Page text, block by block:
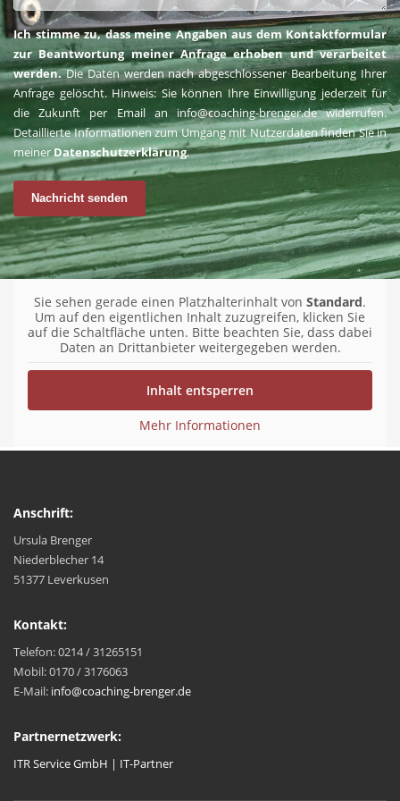
Ich stimme zu, dass meine Angaben aus dem Kontaktformular
zur Beantwortung meiner Anfrage erhoben und verarbeitet
werden.Die Daten werden nach abgeschlossener Bearbeitung Ihrer
Anfrage gelöscht. Hinweis: Sie können Ihre Einwilligung jederzeit für
die Zukunft per Email an info@coaching-brenger.dewiderrufen.
Detaillierte Informationen zum Umgang mit Nutzerdaten finden Sie in
meiner Datenschutzerklärung.
Nachricht senden
Sie sehen gerade einen Platzhalterinhalt von Standard.
Um auf den eigentlichen Inhalt zuzugreifen, klicken Sie
auf die Schaltfläche unten. Bitte beachten Sie, dass dabei
Daten an Drittanbieter weitergegeben werden.
Inhalt entsperren
Mehr Informationen
Anschrift:
Ursula Brenger
Niederblecher 14
51377 Leverkusen
Kontakt:
Telefon: 0214 / 31265151
Mobil: 0170 / 3176063
E-Mail: info@coaching-brenger.de
Partnernetzwerk:
ITR Service GmbH | IT-Partner